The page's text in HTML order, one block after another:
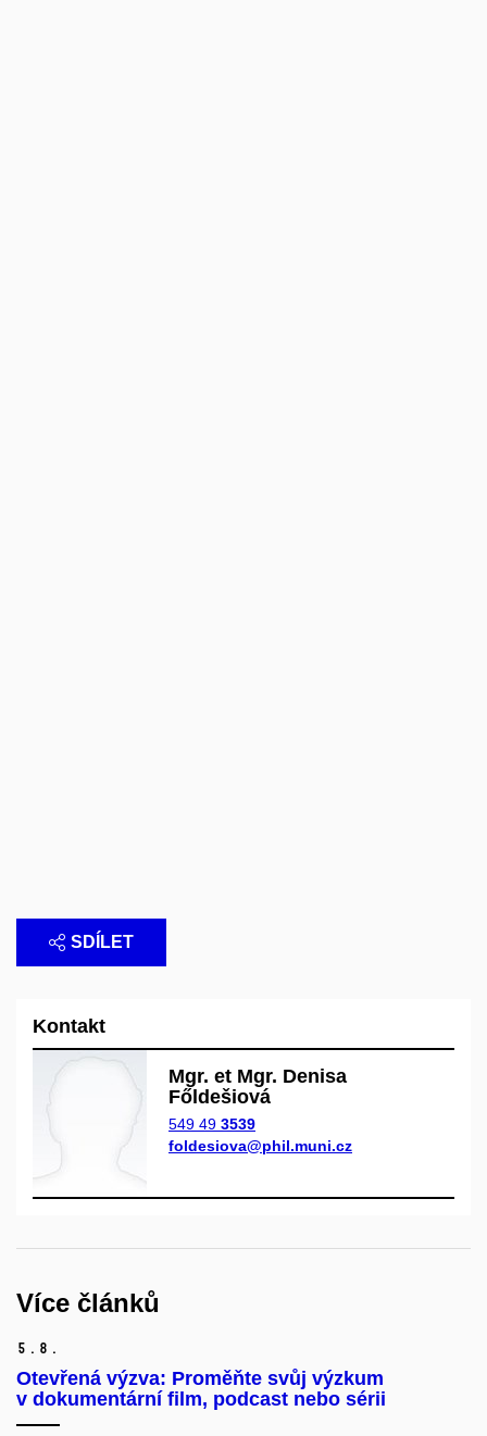
SDÍLET
Kontakt
Mgr. et Mgr. Denisa
Főldešiová
549 49 3539
foldesiova@phil.muni.cz
Více článků
5. 8.
Otevřená výzva: Proměňte svůj výzkum
v dokumentární film, podcast nebo sérii